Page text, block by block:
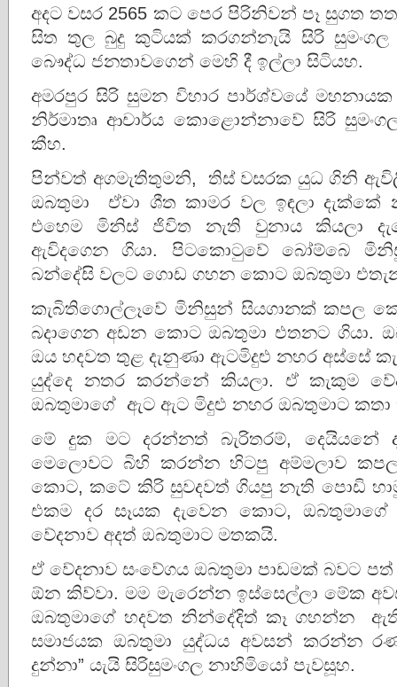
අදට වසර 2565 කට පෙර පිරිනිවන් පෑ සුගත
සිත තුල බුදු කුටියක් කරගන්නැයි සිරි
බෞද්ධ ජනතාවගෙන් මෙහි දී ඉල්ලා සිටියහ.
අමරපුර සිරි සුමන විහාර පාර්ශ්වයේ
නිර්මාතෘ ආචාර්ය කොළොන්නාවේ සිරි
කීහ.
පින්වත් අගමැතිතුමනි, තිස් වසරක යුධ ගිනි
ඔබතුමා ඒවා ශීත කාමර වල ඉඳලා
එහෙම මිනිස් ජිවිත නැති වුනාය කියලා
ඇවිදගෙන ගියා. පිටකොටුවේ බෝම්බෙ
බන්දේසි වලට ගොඩ ගහන කොට ඔබතුමා
කැබිතිගොල්ලෑවේ මිනිසුන් සියගානක් කපල
බදාගෙන අඩන කොට ඔබතුමා එතනට ගියා.
ඔය හදවත තුළ දැනුණා ඇටමිදුළු නහර අස්සේ
යුද්දෙ නතර කරන්නේ කියලා. ඒ කැකුම
ඔබතුමාගේ ඇට ඇට මිදුළු නහර ඔබතුමාට කතා
මේ දුක මට දරන්නත් බැරිතරම්,
මෙලොවට බිහි කරන්න හිටපු අම්මලාව
කොට, කටේ කිරි සුවදවත් ගියපු නැති පොඩි
එකම දර සෑයක දැවෙන කොට, ඔබතුමාගේ
වේදනාව අදත් ඔබතුමාට මතකයි.
ඒ වේදනාව සංවේගය ඔබතුමා පාඩමක් බවට
ඕන කිව්වා. මම මැරෙන්න ඉස්සෙල්ලා මේක
ඔබතුමාගේ හදවත නින්දේදිත් කෑ ගහන්න
සමාජයක ඔබතුමා යුද්ධය අවසන් කරන්න
දුන්නා” යැයි සිරිසුමංගල නාහිමියෝ පැවසූහ.